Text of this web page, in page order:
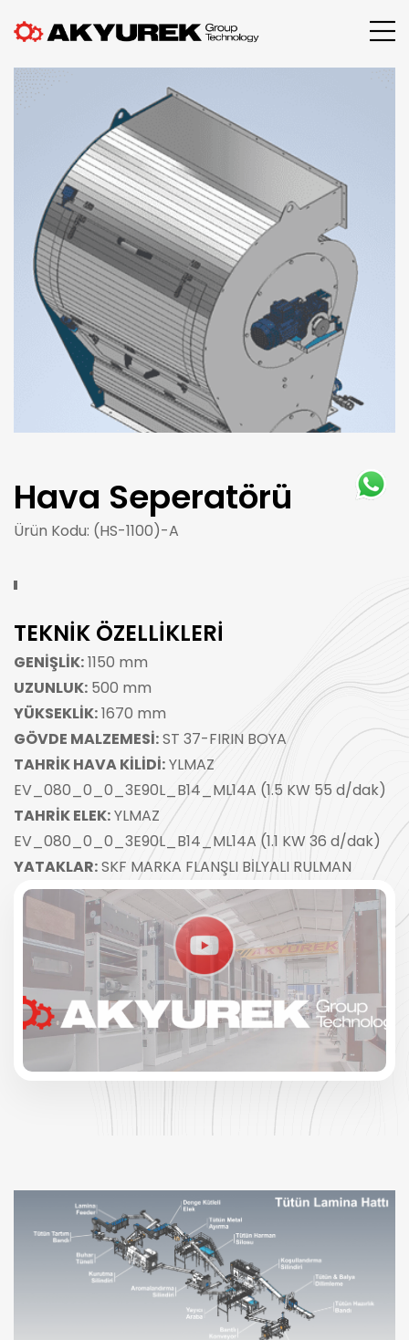
Hava Seperatörü
Ürün Kodu: (HS-1100)-A
TEKNİK ÖZELLİKLERİ
GENİŞLİK:1150 mm
UZUNLUK: 500 mm
YÜKSEKLİK:1670 mm
GÖVDE MALZEMESİ:ST 37-FIRIN BOYA
TAHRİK HAVA KİLİDİ:YLMAZ
EV_080_0_0_3E90L_B14_ML14A (1.5 KW 55 d/dak)
TAHRİK ELEK:YLMAZ
EV_080_0_0_3E90L_B14_ML14A (1.1 KW 36 d/dak)
YATAKLAR:SKF MARKA FLANŞLI BİLYALI RULMAN